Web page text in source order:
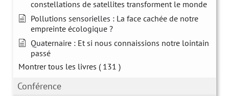
constellations de satellites transforment le monde
Pollutions sensorielles : La face cachée de notre
empreinte écologique ?
Quaternaire : Et si nous connaissions notre lointain
passé
Montrer tous les livres ( 131 )
Conférence